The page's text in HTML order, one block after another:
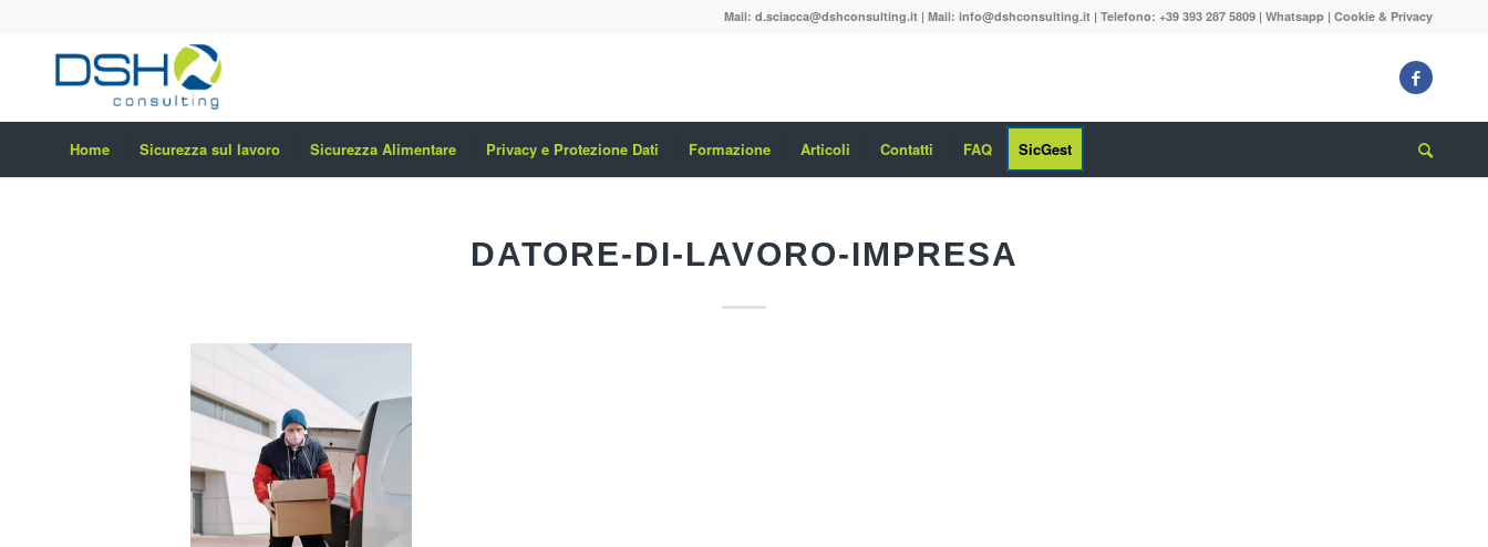
Mail: d.sciacca@dshconsulting.it | Mail: info@dshconsulting.it | Telefono: +39 393 287 5809 | Whatsapp | Cookie & Privacy
Home Sicurezza sul lavoro Sicurezza Alimentare Privacy e Protezione Dati Formazione Articoli Contatti FAQ SicGest
DATORE-DI-LAVORO-IMPRESA